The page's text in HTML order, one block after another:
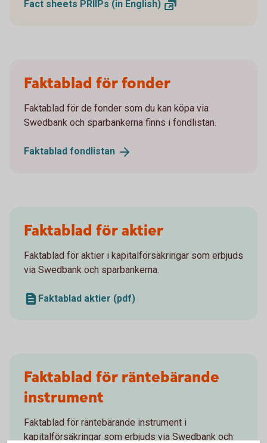
Fact sheets PRIIPs (in English)
Faktablad för fonder
Faktablad för de fonder som du kan köpa via
Swedbank och sparbankerna finns i fondlistan.
Faktablad fondlistan
Faktablad för aktier
Faktablad för aktier i kapitalförsäkringar som erbjuds
via Swedbank och sparbankerna.
Faktablad aktier (pdf)
Faktablad för räntebärande
instrument
Faktablad för räntebärande instrument i
kapitalförsäkringar som erbjuds via Swedbank och